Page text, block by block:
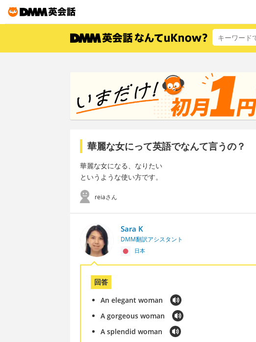
華麗な女にって英語でなんて言うの？
華麗な女になる、なりたい
というような使い方です。
reiaさん
Sara K
DMM翻訳アシスタント
日本
回答
An elegant woman
A gorgeous woman
A splendid woman